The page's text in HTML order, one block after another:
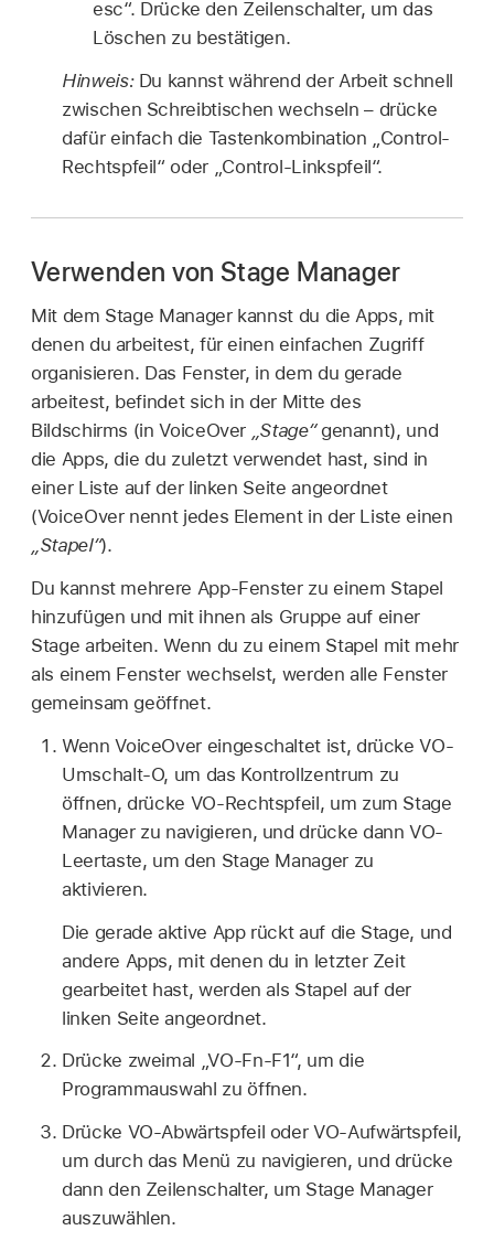
esc“. Drücke den Zeilenschalter, um das
Löschen zu bestätigen.
Hinweis: Du kannst während der Arbeit schnell
zwischen Schreibtischen wechseln – drücke
dafür einfach die Tastenkombination „Control-
Rechtspfeil“ oder „Control-Linkspfeil“.
Verwenden von Stage Manager
Mit dem Stage Manager kannst du die Apps, mit
denen du arbeitest, für einen einfachen Zugriff
organisieren. Das Fenster, in dem du gerade
arbeitest, befindet sich in der Mitte des
Bildschirms (in VoiceOver „Stage“genannt), und
die Apps, die du zuletzt verwendet hast, sind in
einer Liste auf der linken Seite angeordnet
(VoiceOver nennt jedes Element in der Liste einen
„Stapel“).
Du kannst mehrere App-Fenster zu einem Stapel
hinzufügen und mit ihnen als Gruppe auf einer
Stage arbeiten. Wenn du zu einem Stapel mit mehr
als einem Fenster wechselst, werden alle Fenster
gemeinsam geöffnet.
Wenn VoiceOver eingeschaltet ist, drücke VO-
Umschalt-O, um das Kontrollzentrum zu
öffnen, drücke VO-Rechtspfeil, um zum Stage
Manager zu navigieren, und drücke dann VO-
Leertaste, um den Stage Manager zu
aktivieren.
Die gerade aktive App rückt auf die Stage, und
andere Apps, mit denen du in letzter Zeit
gearbeitet hast, werden als Stapel auf der
linken Seite angeordnet.
Drücke zweimal „VO-Fn-F1“, um die
Programmauswahl zu öffnen.
Drücke VO-Abwärtspfeil oder VO-Aufwärtspfeil,
um durch das Menü zu navigieren, und drücke
dann den Zeilenschalter, um Stage Manager
auszuwählen.